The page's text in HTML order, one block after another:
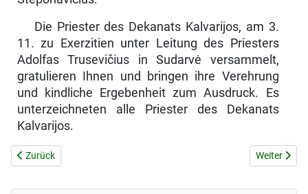
Die Priester des Dekanats Kalvarijos, am 3.
11. zu Exerzitien unter Leitung des Priesters
Adolfas Trusevičius in Sudarvė versammelt,
gratulieren Ihnen und bringen ihre Verehrung
und kindliche Ergebenheit zum Ausdruck. Es
unterzeichneten alle Priester des Dekanats
Kalvarijos.
Vorheriger Beitrag: DER KAMPF DER LITAUISCHEN
Zurück Nächster
Weiter